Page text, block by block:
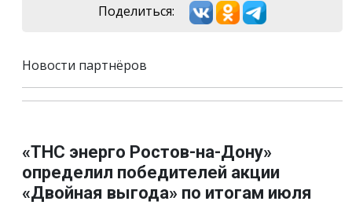
Поделиться:
Новости партнёров
«ТНС энерго Ростов-на-Дону»
определил победителей акции
«Двойная выгода» по итогам июля